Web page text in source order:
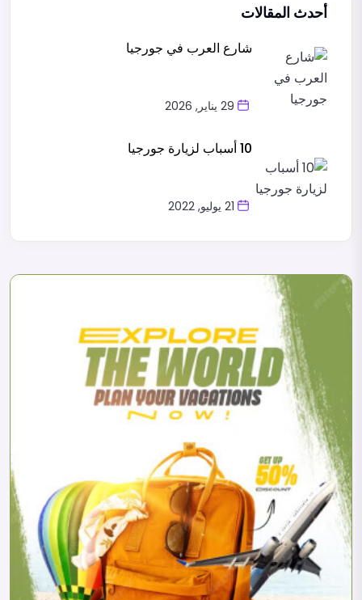
أحدث المقالات
شارع العرب في جورجيا
29 يناير, 2026
10 أسباب لزيارة جورجيا
21 يوليو, 2022